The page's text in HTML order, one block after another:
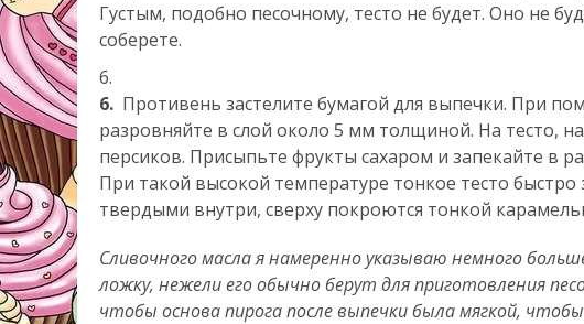
Густым, подобно песочному, тесто не будет. Оно не
соберете.
6. Противень застелите бумагой для выпечки. При
разровняйте в слой около 5 мм толщиной. На тесто,
персиков. Присыпьте фрукты сахаром и запекайте в
При такой высокой температуре тонкое тесто быстро
твердыми внутри, сверху покроются тонкой
Сливочного масла я намеренно указываю немного
ложку, нежели его обычно берут для приготовления
чтобы основа пирога после выпечки была мягкой,